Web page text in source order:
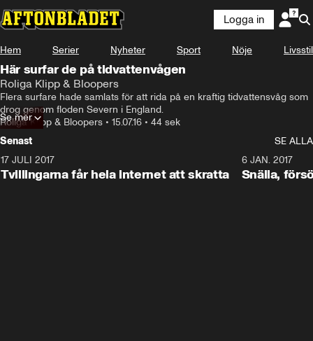
Logga in
Hem Serier Nyheter Sport Nöje Livsstil
Här surfar de på tidvattenvågen
Roliga Klipp & Bloopers
Flera surfare hade samlats för att rida på en kraftig tidvattensvåg som
drog genom floden Severn i England.
Roliga Klipp & Bloopers • 15.07.16 • 44 sek
Se mer
Senast
SE ALLA
17 JULI 2017
Tvillingarna får hela internet att skratta
6 JAN. 2017
Snälla,